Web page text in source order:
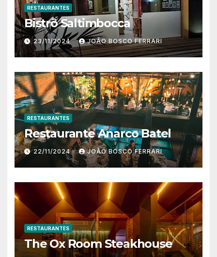
RESTAURANTES
Bistrô Saltimbocca
23/11/2024 JOÃO BOSCO FERRARI
RESTAURANTES
Restaurante Anarco Batel
22/11/2024 JOÃO BOSCO FERRARI
RESTAURANTES
The Ox Room Steakhouse